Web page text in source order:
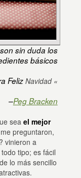
sin duda los
básicos
Feliz Navidad «
–Peg Bracken
seael mejor
preguntaron,
vinieron a
tipo; es fácil
lo más sencillo